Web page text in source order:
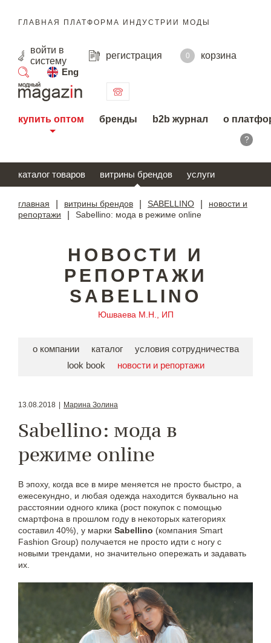
ГЛАВНАЯ ПЛАТФОРМА ИНДУСТРИИ МОДЫ
войти в
систему
регистрация 0
корзина
Eng
поиск
купить оптом бренды b2b журнал о
?
каталог товаров витрины брендов услуги
главная витрины брендов SABELLINO
новости и
репортажи
Sabellino: мода в режиме online
НОВОСТИ И
РЕПОРТАЖИ
SABELLINO
Юшваева М.Н., ИП
о компании каталог
условия сотрудничества
look book
новости и репортажи
13.08.2018 Марина Золина
Sabellino: мода в
режиме online
В эпоху, когда все в мире меняется не просто быстро, а
ежесекундно, и любая одежда находится буквально на
расстоянии одного клика (рост покупок с помощью
смартфона в прошлом году в некоторых категориях
составил 40%), у марки Sabellino (компания Smart
Fashion Group) получается не просто идти с ногу с
новыми трендами, но значительно опережать и задавать
их.